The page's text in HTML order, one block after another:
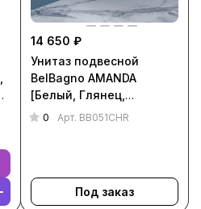
14 650 ₽
Унитаз подвесной
BelBagno AMANDA
[Белый, Глянец,
Горизонтальный выпуск,
0 Арт. BB051CHR
Под заказ